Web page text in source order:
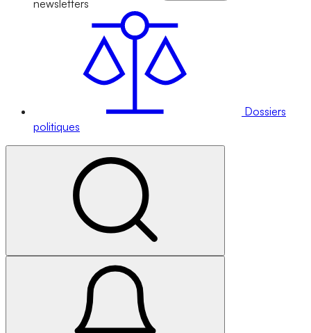
newsletters
Dossiers
politiques